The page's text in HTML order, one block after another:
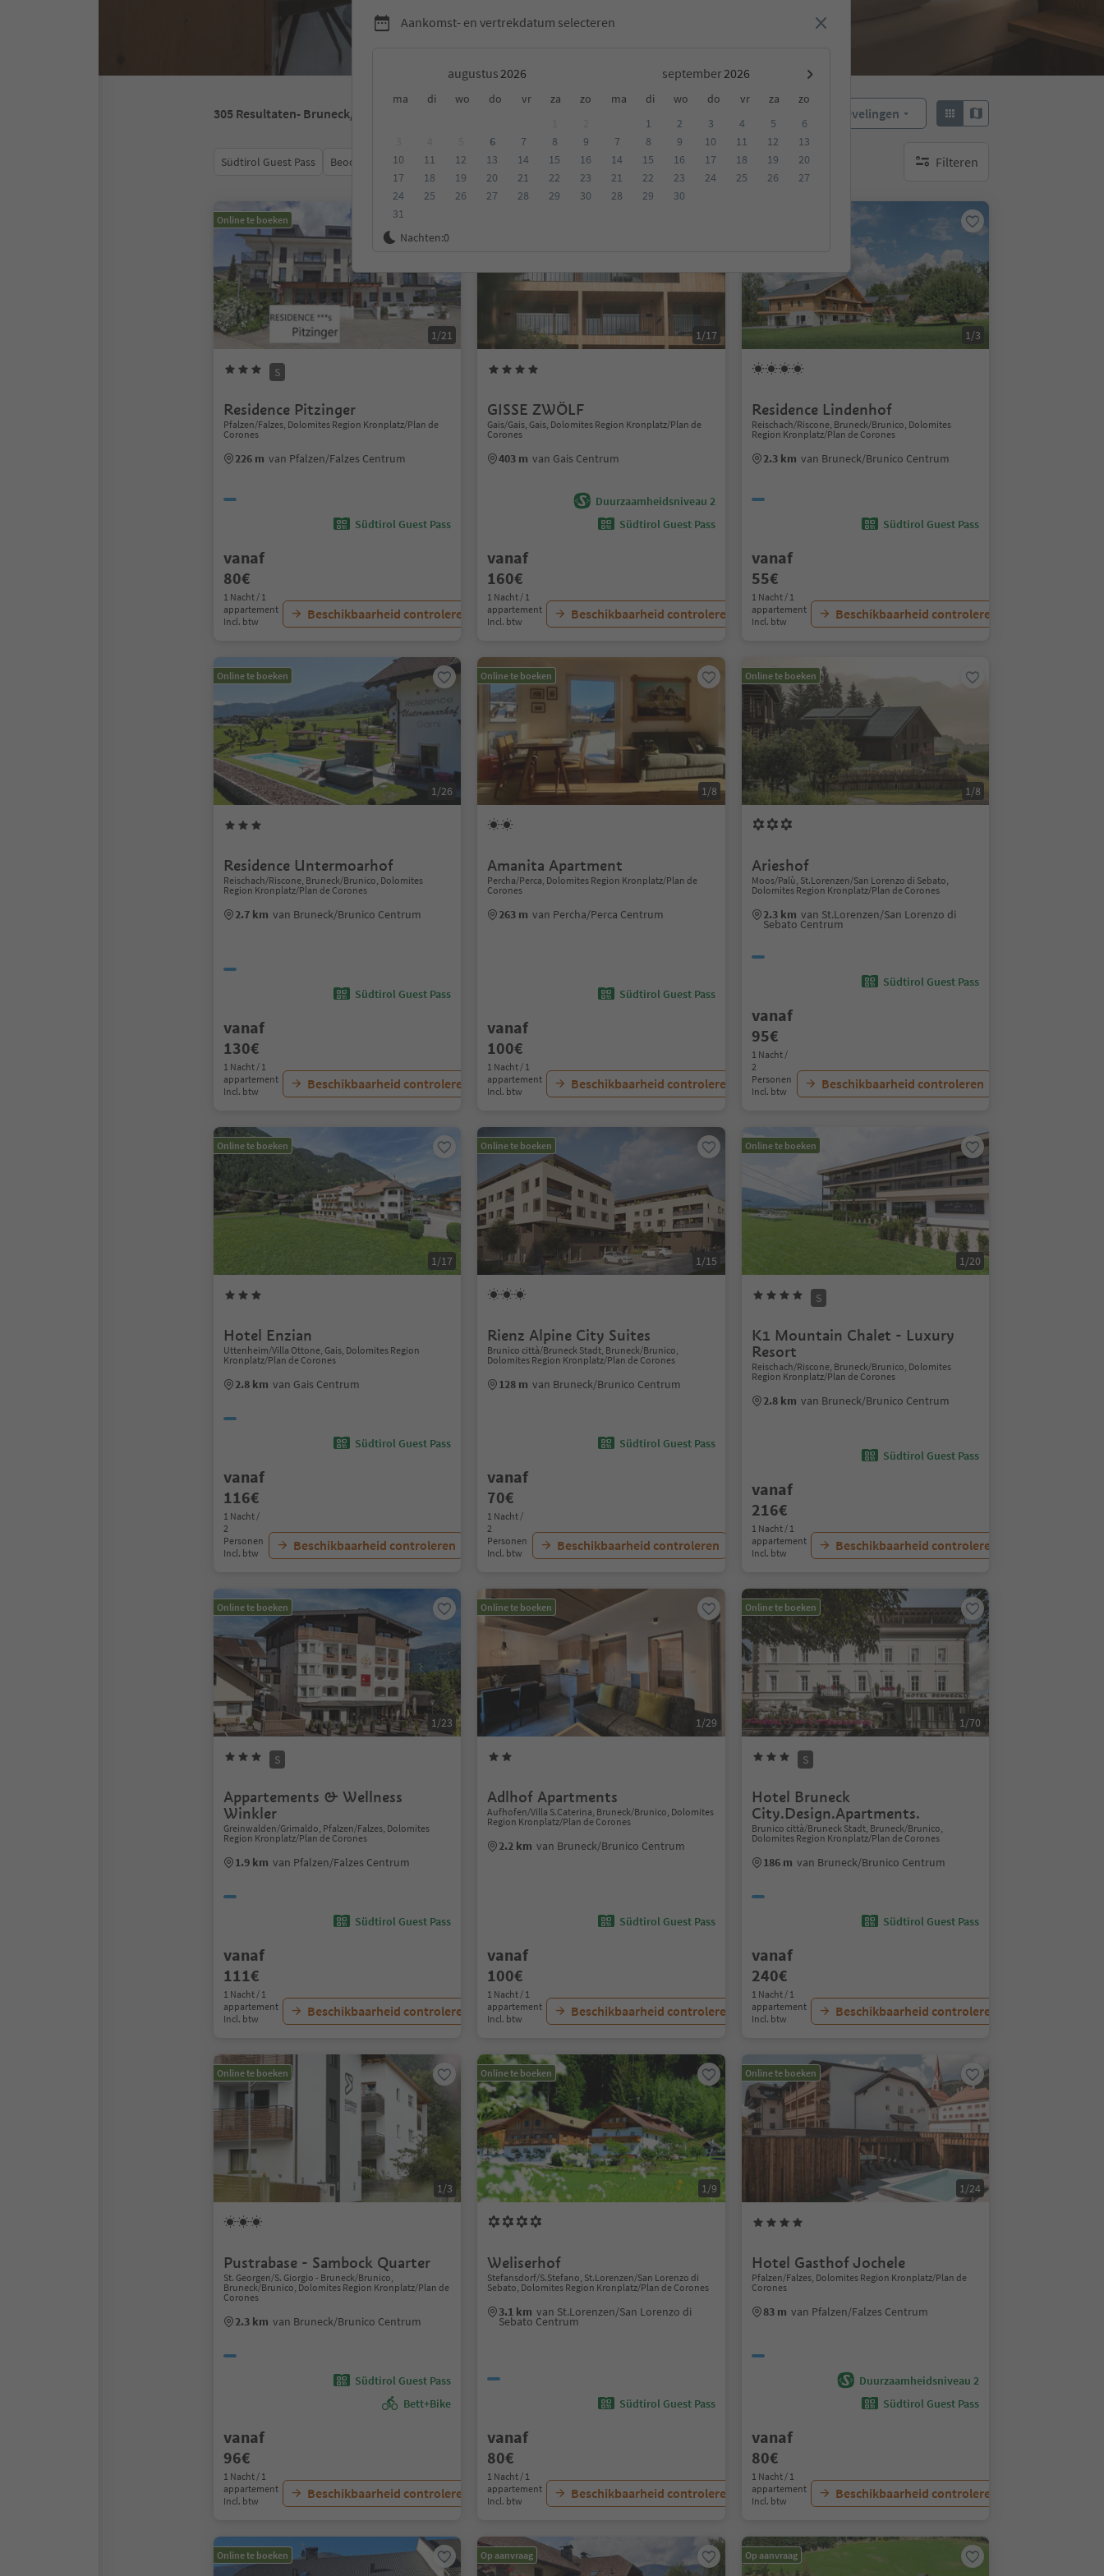
Aankomst- en vertrekdatum selecteren
augustus september
ma di wo do vr za zo ma di wo do vr za
zo
6 7 8
9
10
11 12 13 14 15
16
17
18 19 20 21 22
23
24
25 26 27 28 29
30
31
1 2 3 4 5
6
7
8 9 10 11 12
13
14
15 16 17 18 19
20
21
22 23 24 25 26
27
28
29 30
Nachten:0
305 Resultaten- Bruneck/Brunico en omgeving Aanbevelingen
Südtirol Guest Pass Beoordeling Categorie Type catering Duurzame accommodatie Filteren
geen actieve filters
Online te boeken
1/21
S
Residence Pitzinger
Pfalzen/Falzes, Dolomites Region Kronplatz/Plan de
Corones
226 m van Pfalzen/Falzes Centrum
Südtirol Guest Pass
vanaf
80€
1 Nacht / 1
appartement
Incl. btw
Beschikbaarheid controleren
1/17
GISSE ZWÖLF
Gais/Gais, Gais, Dolomites Region Kronplatz/Plan de
Corones
403 m van Gais Centrum
Duurzaamheidsniveau 2
Südtirol Guest Pass
vanaf
160€
1 Nacht / 1
appartement
Incl. btw
Beschikbaarheid controleren
1/3
Residence Lindenhof
Reischach/Riscone, Bruneck/Brunico, Dolomites
Region Kronplatz/Plan de Corones
2.3 km van Bruneck/Brunico Centrum
Südtirol Guest Pass
vanaf
55€
1 Nacht / 1
appartement
Incl. btw
Beschikbaarheid controleren
Online te boeken
1/26
Residence Untermoarhof
Reischach/Riscone, Bruneck/Brunico, Dolomites
Region Kronplatz/Plan de Corones
2.7 km van Bruneck/Brunico Centrum
Südtirol Guest Pass
vanaf
130€
1 Nacht / 1
appartement
Incl. btw
Beschikbaarheid controleren
Online te boeken
1/8
Amanita Apartment
Percha/Perca, Dolomites Region Kronplatz/Plan de
Corones
263 m van Percha/Perca Centrum
Südtirol Guest Pass
vanaf
100€
1 Nacht / 1
appartement
Incl. btw
Beschikbaarheid controleren
Online te boeken
1/8
Arieshof
Moos/Palù, St.Lorenzen/San Lorenzo di Sebato,
Dolomites Region Kronplatz/Plan de Corones
2.3 km van St.Lorenzen/San Lorenzo di
Sebato Centrum
Südtirol Guest Pass
vanaf
95€
1 Nacht /
2
Personen
Incl. btw
Beschikbaarheid controleren
Online te boeken
1/17
Hotel Enzian
Uttenheim/Villa Ottone, Gais, Dolomites Region
Kronplatz/Plan de Corones
2.8 km van Gais Centrum
Südtirol Guest Pass
vanaf
116€
1 Nacht /
2
Personen
Incl. btw
Beschikbaarheid controleren
Online te boeken
1/15
Rienz Alpine City Suites
Brunico città/Bruneck Stadt, Bruneck/Brunico,
Dolomites Region Kronplatz/Plan de Corones
128 m van Bruneck/Brunico Centrum
Südtirol Guest Pass
vanaf
70€
1 Nacht /
2
Personen
Incl. btw
Beschikbaarheid controleren
Online te boeken
1/20
S
K1 Mountain Chalet - Luxury
Resort
Reischach/Riscone, Bruneck/Brunico, Dolomites
Region Kronplatz/Plan de Corones
2.8 km van Bruneck/Brunico Centrum
Südtirol Guest Pass
vanaf
216€
1 Nacht / 1
appartement
Incl. btw
Beschikbaarheid controleren
Online te boeken
1/23
S
Appartements & Wellness
Winkler
Greinwalden/Grimaldo, Pfalzen/Falzes, Dolomites
Region Kronplatz/Plan de Corones
1.9 km van Pfalzen/Falzes Centrum
Südtirol Guest Pass
vanaf
111€
1 Nacht / 1
appartement
Incl. btw
Beschikbaarheid controleren
Online te boeken
1/29
Adlhof Apartments
Aufhofen/Villa S.Caterina, Bruneck/Brunico, Dolomites
Region Kronplatz/Plan de Corones
2.2 km van Bruneck/Brunico Centrum
Südtirol Guest Pass
vanaf
100€
1 Nacht / 1
appartement
Incl. btw
Beschikbaarheid controleren
Online te boeken
1/70
S
Hotel Bruneck
City.Design.Apartments.
Brunico città/Bruneck Stadt, Bruneck/Brunico,
Dolomites Region Kronplatz/Plan de Corones
186 m van Bruneck/Brunico Centrum
Südtirol Guest Pass
vanaf
240€
1 Nacht / 1
appartement
Incl. btw
Beschikbaarheid controleren
Online te boeken
1/3
Pustrabase - Sambock Quarter
St. Georgen/S. Giorgio - Bruneck/Brunico,
Bruneck/Brunico, Dolomites Region Kronplatz/Plan de
Corones
2.3 km van Bruneck/Brunico Centrum
Südtirol Guest Pass
Bett+Bike
vanaf
96€
1 Nacht / 1
appartement
Incl. btw
Beschikbaarheid controleren
Online te boeken
1/9
Weliserhof
Stefansdorf/S.Stefano, St.Lorenzen/San Lorenzo di
Sebato, Dolomites Region Kronplatz/Plan de Corones
3.1 km van St.Lorenzen/San Lorenzo di
Sebato Centrum
Südtirol Guest Pass
vanaf
80€
1 Nacht / 1
appartement
Incl. btw
Beschikbaarheid controleren
Online te boeken
1/24
Hotel Gasthof Jochele
Pfalzen/Falzes, Dolomites Region Kronplatz/Plan de
Corones
83 m van Pfalzen/Falzes Centrum
Duurzaamheidsniveau 2
Südtirol Guest Pass
vanaf
80€
1 Nacht / 1
appartement
Incl. btw
Beschikbaarheid controleren
Online te boeken Op aanvraag Op aanvraag